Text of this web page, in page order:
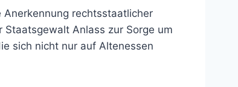
rechtsstaatlicher
Anlass zur Sorge um
sich nicht nur auf Altenessen